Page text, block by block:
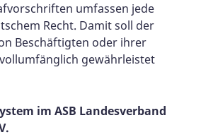
umfassen jede
Recht. Damit soll der
Beschäftigten oder ihrer
gewährleistet
im ASB Landesverband